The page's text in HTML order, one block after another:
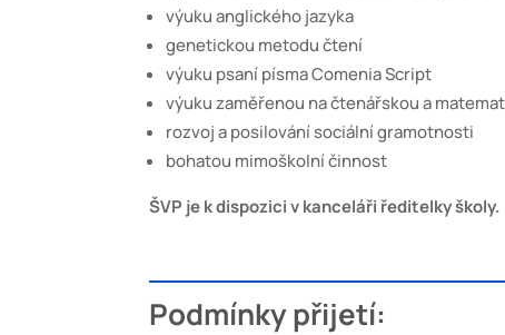
výuku anglického jazyka
genetickou metodu čtení
výuku psaní písma Comenia Script
výuku zaměřenou na čtenářskou a
rozvoj a posilování sociální gramotnosti
bohatou mimoškolní činnost
ŠVP je k dispozici v kanceláři ředitelky školy.
Podmínky přijetí: